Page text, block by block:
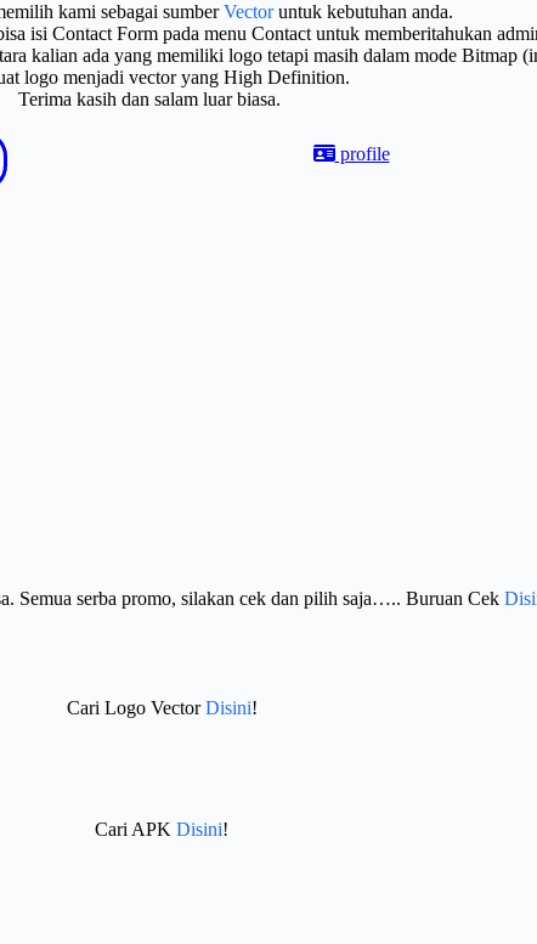
kami sebagai sumberVectoruntuk kebutuhan anda.
isi Contact Form pada menu Contact untuk memberitahukan
kalian ada yang memiliki logo tetapi masih dalam mode Bitmap
logo menjadi vector yang High Definition.
Terima kasih dan salam luar biasa.
profile
Semua serba promo, silakan cek dan pilih saja….. Buruan Cek
Cari Logo VectorDisini!
Cari APK Disini!